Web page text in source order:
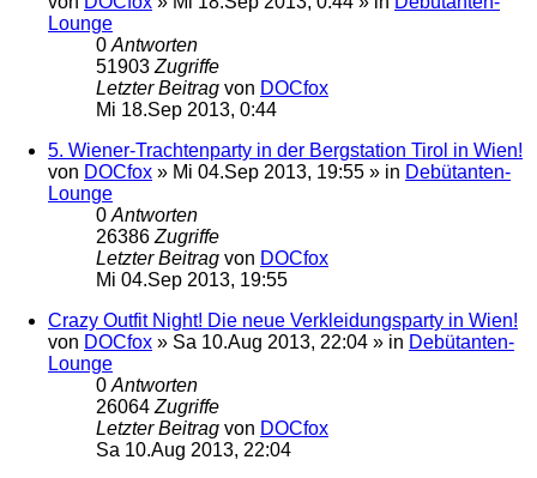
Lounge
0 Antworten
51903 Zugriffe
Letzter Beitrag von DOCfox
Mi 18.Sep 2013, 0:44
5. Wiener-Trachtenparty in der Bergstation Tirol in Wien!
von DOCfox » Mi 04.Sep 2013, 19:55 » in Debütanten-
Lounge
0 Antworten
26386 Zugriffe
Letzter Beitrag von DOCfox
Mi 04.Sep 2013, 19:55
Crazy Outfit Night! Die neue Verkleidungsparty in Wien!
von DOCfox » Sa 10.Aug 2013, 22:04 » in Debütanten-
Lounge
0 Antworten
26064 Zugriffe
Letzter Beitrag von DOCfox
Sa 10.Aug 2013, 22:04